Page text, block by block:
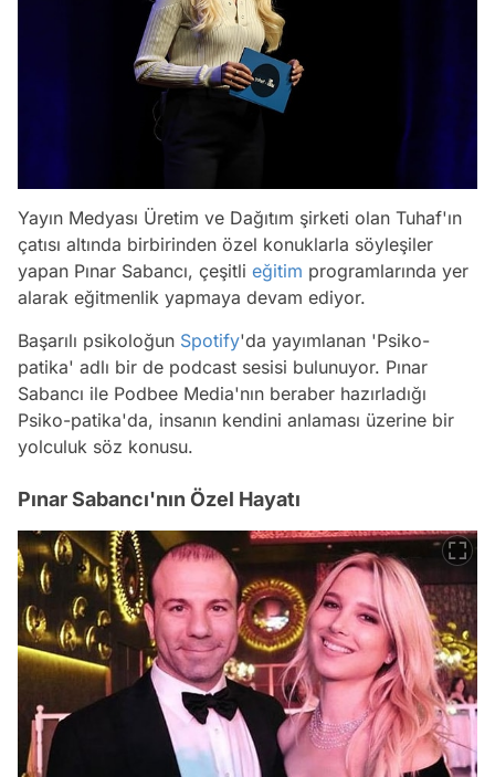
Yayın Medyası Üretim ve Dağıtım şirketi olan Tuhaf'ın
çatısı altında birbirinden özel konuklarla söyleşiler
yapan Pınar Sabancı, çeşitli eğitim programlarında yer
alarak eğitmenlik yapmaya devam ediyor.
Başarılı psikoloğun Spotify'da yayımlanan 'Psiko-
patika' adlı bir de podcast sesisi bulunuyor. Pınar
Sabancı ile Podbee Media'nın beraber hazırladığı
Psiko-patika'da, insanın kendini anlaması üzerine bir
yolculuk söz konusu.
Pınar Sabancı'nın Özel Hayatı